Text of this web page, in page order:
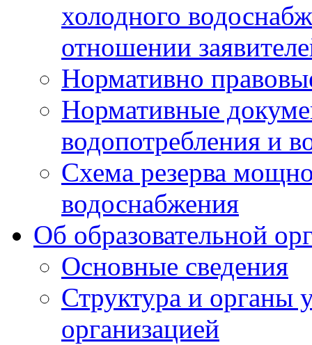
холодного
отношении
Нормативно
Нормативные
водопотребления и
Схема резерва
водоснабжения
Об образовательной
Основные сведения
Структура и органы
организацией